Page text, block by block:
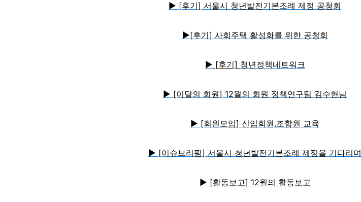
▶ [후기] 서울시 청년발전기본조례 제정 공청회
▶[후기] 사회주택 활성화를 위한 공청회
▶ [후기] 청년정책네트워크
▶ [이달의 회원] 12월의 회원 정책연구팀 김수현님
▶ [회원모임] 신입회원,조합원 교육
▶ [이슈브리핑] 서울시 청년발전기본조례 제정을 기다리며
▶ [활동보고] 12월의 활동보고